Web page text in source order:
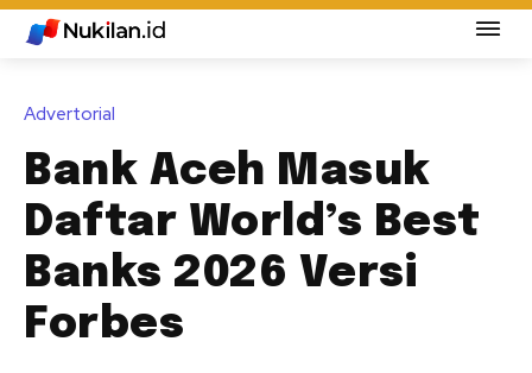
Advertorial
Bank Aceh Masuk
Daftar World’s Best
Banks 2026 Versi
Forbes